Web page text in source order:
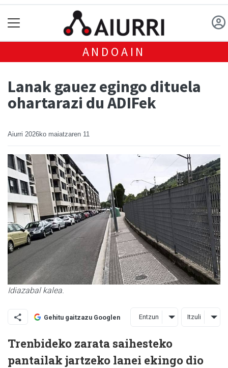
ANDOAIN
Lanak gauez egingo dituela
ohartarazi du ADIFek
Aiurri 2026ko maiatzaren 11
Idiazabal kalea.
Gehitu gaitzazu Googlen Entzun Itzuli
Trenbideko zarata saihesteko
pantailak jartzeko lanei ekingo dio